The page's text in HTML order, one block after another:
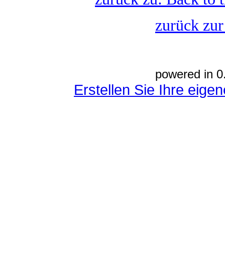
zurück
powered in
Erstellen Sie Ihre